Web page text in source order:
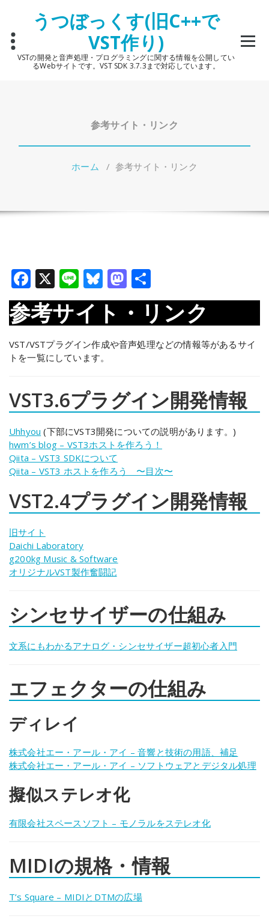
うつぼっくす(旧C++で
VST作り)
VSTの開発と音声処理・プログラミングに関する情報を公開してい
るWebサイトです。VST SDK 3.7.3まで対応しています。
参考サイト・リンク
ホーム / 参考サイト・リンク
Facebook
X LineBluesky
Mastodon
有
参考サイト・リンク
VST/VSTプラグイン作成や音声処理などの情報等があるサイ
トを一覧にしています。
VST3.6プラグイン開発情報
Uhhyou (下部にVST3開発についての説明があります。)
hwm’s blog – VST3ホストを作ろう！
Qiita – VST3 SDKについて
Qiita – VST3 ホストを作ろう 〜目次〜
VST2.4プラグイン開発情報
旧サイト
Daichi Laboratory
g200kg Music & Software
オリジナルVST製作奮闘記
シンセサイザーの仕組み
文系にもわかるアナログ・シンセサイザー超初心者入門
エフェクターの仕組み
ディレイ
株式会社エー・アール・アイ – 音響と技術の用語、補足
株式会社エー・アール・アイ – ソフトウェアとデジタル処理
擬似ステレオ化
有限会社スペースソフト – モノラルをステレオ化
MIDIの規格・情報
T’s Square – MIDIとDTMの広場